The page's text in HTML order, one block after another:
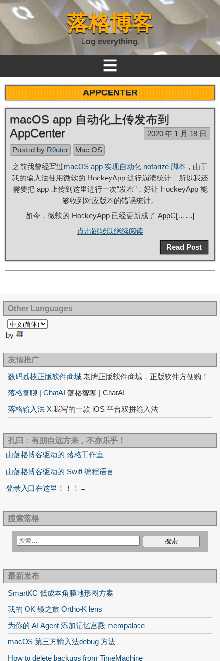
落格博客
Log everything.
☰
APPCENTER
macOS app 自动化上传发布到
AppCenter
2020 年 1 月 18 日
Posted by R0uter
Mac OS
之前我曾经写过macOS app 实现自动化 notarize 脚本 ，由于
我的输入法使用微软的 HockeyApp 进行崩溃统计，所以我还
需要把 app 上传到这里进行一次“发布”，好让 HockeyApp 能
够收到对应版本的错误统计。
如今，微软的 HockeyApp 已经更新成了 AppC[……]
点击跳转以继续阅读
Read Post
Other Languages
by
友情推广
数码荔枝正版软件商城 老牌正版软件商城，正版软件方便购！
落格智聊 | ChatAI 落格智聊 | ChatAI
落格输入法 X 我写的一款 iOS 平台双拼输入法
孔曰：有朋自远方来，不亦乐乎！
由落格博客驱动的 落格工作室
由落格博客驱动的 Swift 编程语言
登录入口在这里！！！←
搜索落格
最新发布
SmartKC 低成本角膜地形图方案
我的 OK 镜之旅 Ortho-K lens
为你的 AI Agent 添加记忆宫殿 mempalace
macOS 第三方输入法debug 方法
How to delete backups from TimeMachine